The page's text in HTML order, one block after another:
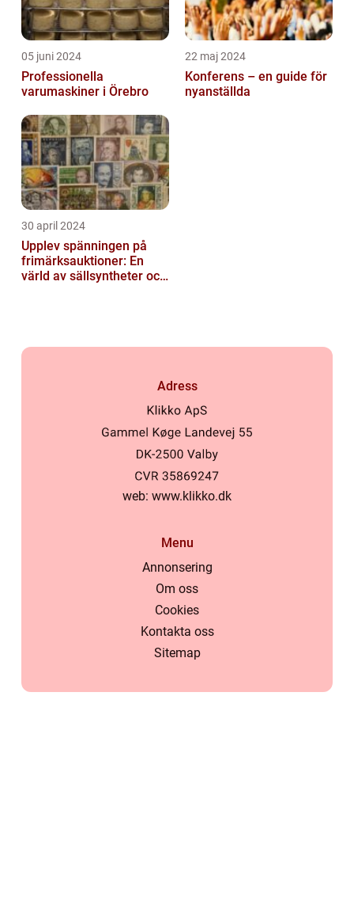
05 juni 2024
Professionella
varumaskiner i Örebro
22 maj 2024
Konferens – en guide för
nyanställda
30 april 2024
Upplev spänningen på
frimärksauktioner: En
värld av sällsyntheter och
Adress
web: www.klikko.dk
Menu
Annonsering
Om oss
Cookies
Kontakta oss
Sitemap